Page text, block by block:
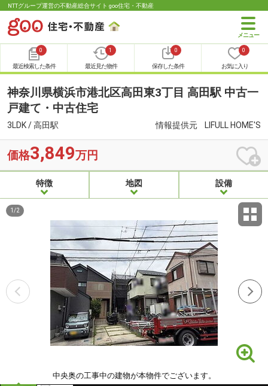
NTTグループ運営の不動産総合サイト goo住宅・不動産
0
最近検索した条件
1
最近見た物件
0
保存した条件
0
お気に入り
神奈川県横浜市港北区高田東3丁目 高田駅 中古一
戸建て・中古住宅
3LDK / 高田駅 情報提供元 LIFULL HOME'S
価格3,849万円
特徴 地図 設備
中央奥の工事中の建物が本物件でございます。
1 /2